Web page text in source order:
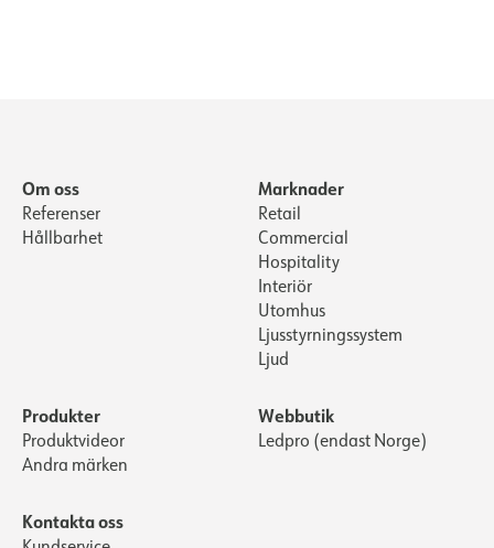
Om oss
Referenser
Hållbarhet
Marknader
Retail
Commercial
Hospitality
Interiör
Utomhus
Ljusstyrningssystem
Ljud
Produkter
Produktvideor
Andra märken
Webbutik
Ledpro (endast Norge)
Kontakta oss